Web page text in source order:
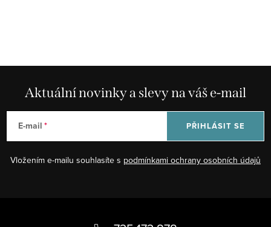
Aktuální novinky a slevy na váš e-mail
E-mail
Vložením e-mailu souhlasíte s podmínkami ochrany osobních údajů
PŘIHLÁSIT SE